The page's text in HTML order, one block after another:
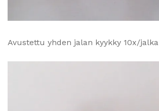
Avustettu yhden jalan kyykky 10x/jalka